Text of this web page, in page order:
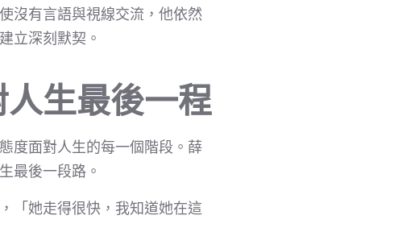
沒有言語與視線交流，他依然
立深刻默契。
生最後一程
度面對人生的每一個階段。薛
最後一段路。
「她走得很快，我知道她在這